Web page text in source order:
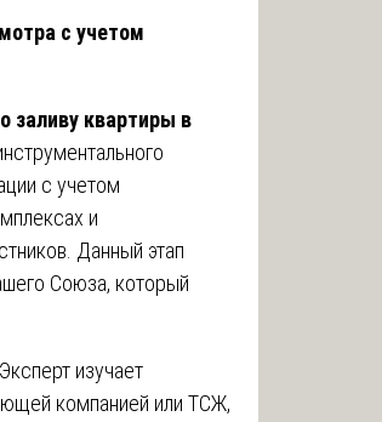
с учетом
заливу квартиры в
с учетом
и
Данный этап
Союза, который
Эксперт изучает
компанией или ТСЖ,